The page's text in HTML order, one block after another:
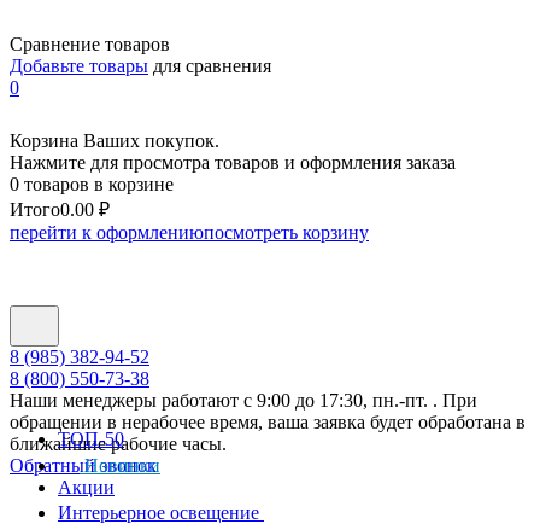
Сравнение товаров
Добавьте товары для сравнения
0
Корзина Ваших покупок.
Нажмите для просмотра товаров и оформления заказа
0 товаров в корзине
Итого0.00 ₽
перейти к оформлениюпосмотреть корзину
8 (985) 382-94-52
8 (800) 550-73-38
Наши менеджеры работают с 9:00 до 17:30, пн.-пт. . При
обращении в нерабочее время, ваша заявка будет обработана в
ближайшие рабочие часы.
Обратный звонок
ТОП-50
Новинки
Акции
Интерьерное освещение